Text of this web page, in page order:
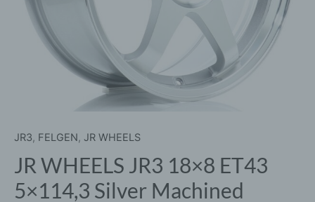
JR3, FELGEN, JR WHEELS
JR WHEELS JR3 18×8 ET43
5×114,3 Silver Machined